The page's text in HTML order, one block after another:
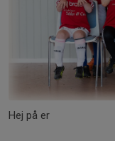
Hej på er